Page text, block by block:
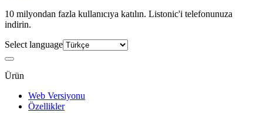
10 milyondan fazla kullanıcıya katılın. Listonic'i telefonunuza
indirin.
Select language
Ürün
Web Versiyonu
Özellikler